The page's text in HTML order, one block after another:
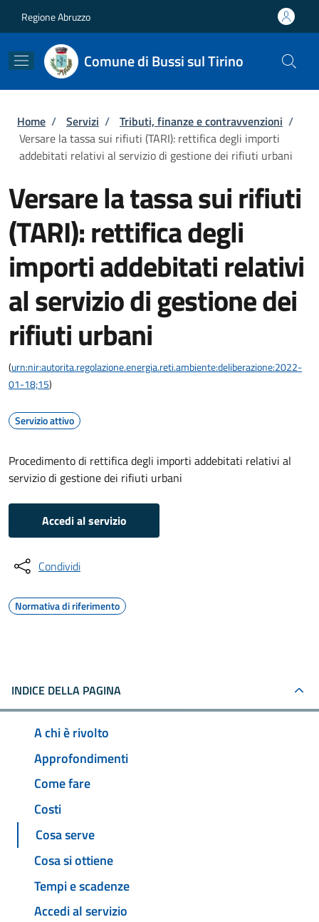
Regione Abruzzo
Comune di Bussi sul Tirino
Briciole di pane
Home / Servizi / Tributi, finanze e contravvenzioni /
Versare la tassa sui rifiuti (TARI): rettifica degli importi
addebitati relativi al servizio di gestione dei rifiuti urbani
Versare la tassa sui rifiuti
(TARI): rettifica degli
importi addebitati relativi
al servizio di gestione dei
rifiuti urbani
(urn:nir:autorita.regolazione.energia.reti.ambiente:deliberazione:2022-
01-18;15)
Servizio attivo
Procedimento di rettifica degli importi addebitati relativi al
servizio di gestione dei rifiuti urbani
Accedi al servizio
Condividi
Normativa di riferimento
INDICE DELLA PAGINA
A chi è rivolto
Approfondimenti
Come fare
Costi
Cosa serve
Cosa si ottiene
Tempi e scadenze
Accedi al servizio